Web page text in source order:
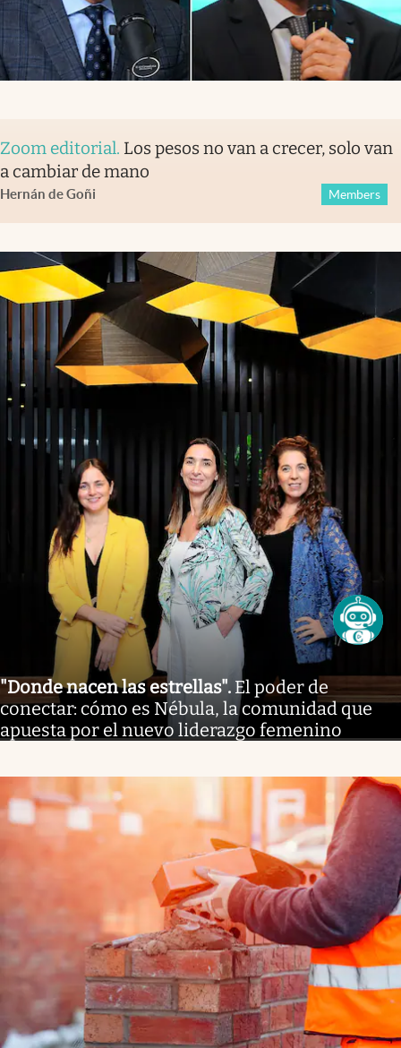
Zoom editorial. Los pesos no van a crecer, solo van
a cambiar de mano
Hernán de Goñi Members
"Donde nacen las estrellas". El poder de
conectar: cómo es Nébula, la comunidad que
apuesta por el nuevo liderazgo femenino